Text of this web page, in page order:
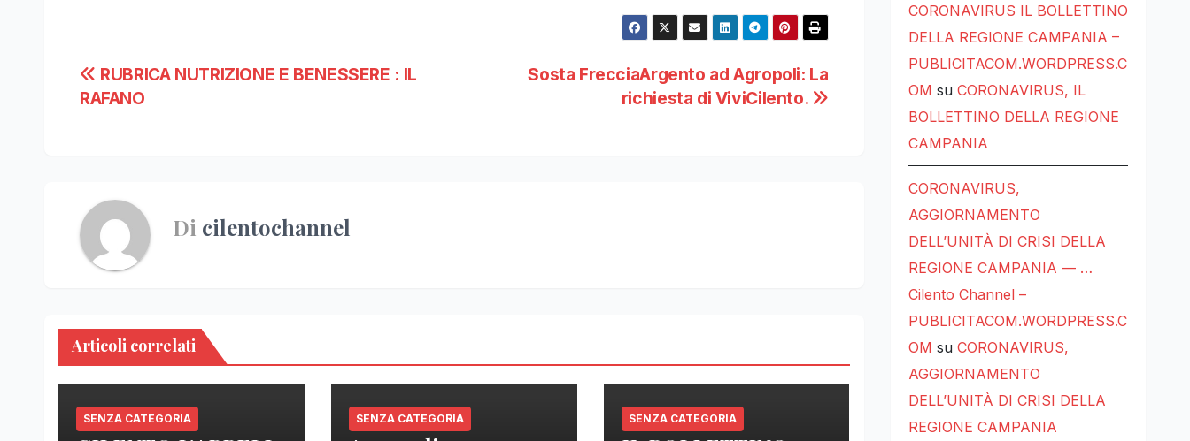
Navigazione
articoli
Sosta FrecciaArgento ad Agropoli: La
richiesta di ViviCilento.
RUBRICA NUTRIZIONE E BENESSERE : IL
RAFANO
Di cilentochannel
Articoli correlati
SENZA CATEGORIA SENZA CATEGORIA SENZA CATEGORIA
CORONAVIRUS IL BOLLETTINO
DELLA REGIONE CAMPANIA –
PUBLICITACOM.WORDPRESS.C
OM su CORONAVIRUS, IL
BOLLETTINO DELLA REGIONE
CAMPANIA
CORONAVIRUS,
AGGIORNAMENTO
DELL’UNITÀ DI CRISI DELLA
REGIONE CAMPANIA — …
Cilento Channel –
PUBLICITACOM.WORDPRESS.C
OM su CORONAVIRUS,
AGGIORNAMENTO
DELL’UNITÀ DI CRISI DELLA
REGIONE CAMPANIA